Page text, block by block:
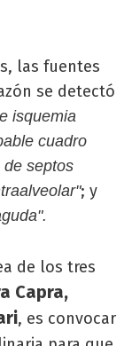
las fuentes
se detectó
isquemia
cuadro
de septos
; y
de los tres
Capra,
, es convocar